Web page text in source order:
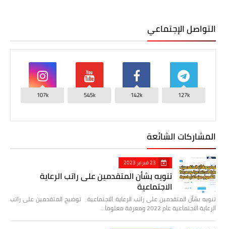
التواصل الإجتماعي
127k
142k
545k
107k
المشاركات الشائعة
23 فبراير 2023
تنويه بشأن المتقدمين على راتب الرعاية
الاجتماعية
تنويه بشأن المتقدمين على راتب الرعاية الاجتماعية توضيح المتقدمين على راتب
الرعاية الاجتماعية عام 2022 ومعرفة معلوما…